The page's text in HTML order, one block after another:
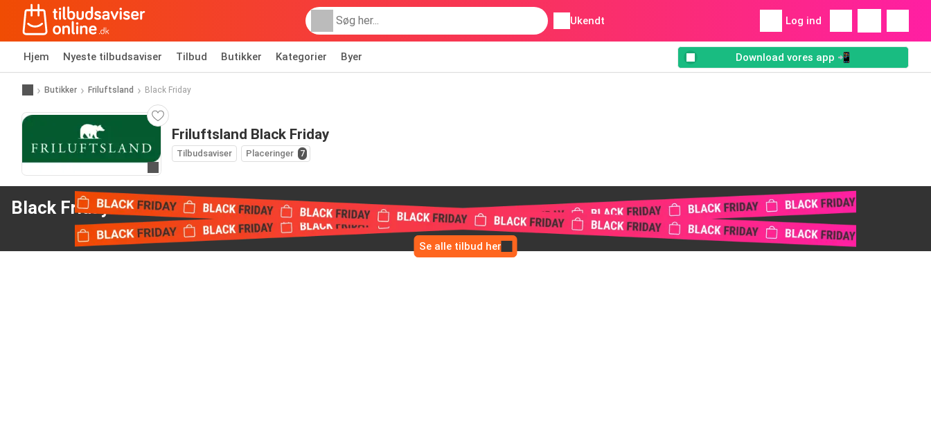
Ukendt Log ind
Hjem Nyeste tilbudsaviser Tilbud Butikker Kategorier Byer Download vores app 📲
Butikker Friluftsland Black Friday
Friluftsland Black Friday
Tilbudsaviser Placeringer 7
Black Friday tilbudfrom Friluftsland
Se alle tilbud her